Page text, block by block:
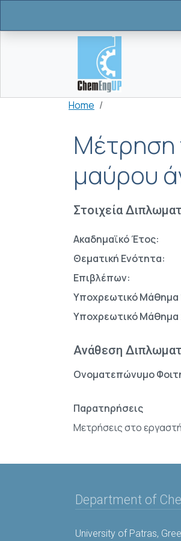
Breadcrumb
Home
Μέτρηση
μαύρου
Στοιχεία
Ακαδημαϊκό Έτος:
Θεματική Ενότητα:
Επιβλέπων:
Υποχρεωτικό Μάθημα
Υποχρεωτικό Μάθημα
Ανάθεση
Ονοματεπώνυμο
Παρατηρήσεις
Μετρήσεις στο
Department of
University of Patras,